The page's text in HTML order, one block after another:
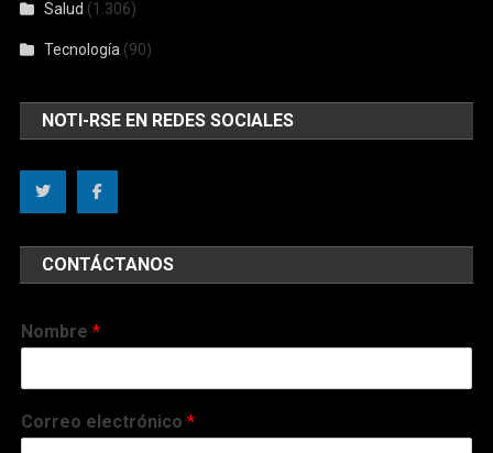
Salud (1.306)
Tecnología (90)
NOTI-RSE EN REDES SOCIALES
CONTÁCTANOS
Nombre*
Correo electrónico*